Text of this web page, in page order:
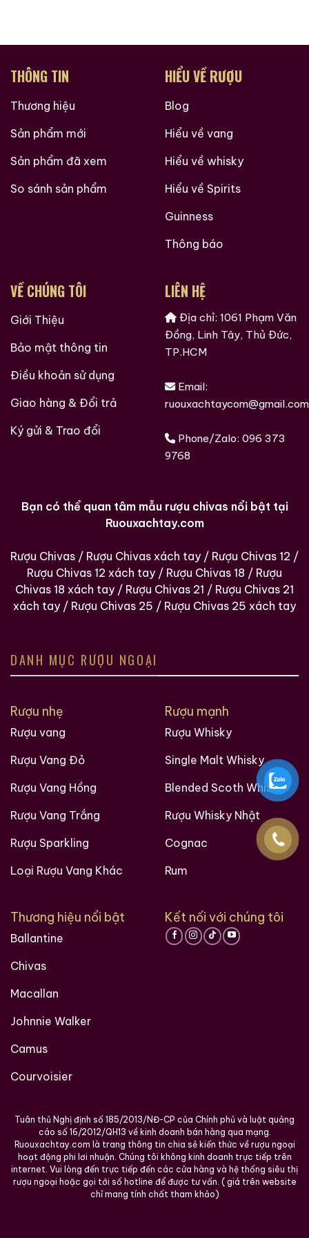
Giới Thiệu Một Số Mẫu Rượu Trung Quốc
Rượu Thuốc Chí Bảo
500ml / 40%
0,0 (0 đánh giá)
Rượu Mao Đài Quý
Châu Ngũ Sao – Cáp
Họa Hữu Nghị 2021
0,0
Zalo
Giới Thiệu Một Số Mẫu Rượu Whisky
Macallan 18 Sherry
Oak 1997
0,0
28.680.000
Zalo
Oak 1996
0,0 (0 đánh giá)
28.880.000
Zalo Hotline
Giới Thiệu Một Số Mẫu Rượu Cognac
Roi Des Rois Cognac
0,0 (0 đánh giá)
Zalo Hotline
Giới Thiệu Một Số Mẫu Rượu Brandy
THÔNG TIN
Thương hiệu
Sản phẩm mới
Sản phẩm đã xem
So sánh sản phẩm
HIỂU VỀ RƯỢU
Blog
Hiểu về vang
Hiểu về whisky
Hiểu về Spirits
Guinness
Thông báo
VỀ CHÚNG TÔI
Giới Thiệu
Bảo mật thông tin
Điều khoản sử dụng
Giao hàng & Đổi trả
Ký gửi & Trao đổi
LIÊN HỆ
Địa chỉ: 1061 Phạm Văn
Đồng, Linh Tây, Thủ Đức,
TP.HCM
Email:
ruouxachtaycom@gmail.com
Phone/Zalo: 096 373
9768
Bạn có thể quan tâm mẫu rượu chivas nổi bật tại
Ruouxachtay.com
Rượu Chivas / Rượu Chivas xách tay / Rượu Chivas 12 /
Rượu Chivas 12 xách tay / Rượu Chivas 18 / Rượu
Chivas 18 xách tay / Rượu Chivas 21 / Rượu Chivas 21
xách tay / Rượu Chivas 25 / Rượu Chivas 25 xách tay
DANH MỤC RƯỢU NGOẠI
Rượu nhẹ
Rượu vang
Rượu Vang Đỏ
Rượu Vang Hồng
Rượu Vang Trắng
Rượu Sparkling
Loại Rượu Vang Khác
Rượu mạnh
Rượu Whisky
Single Malt Whisky
Blended Scoth Whisky
Rượu Whisky Nhật
Cognac
Rum
Thương hiệu nổi bật
Ballantine
Chivas
Macallan
Johnnie Walker
Camus
Courvoisier
Kết nối với chúng tôi
Tuân thủ Nghị định số 185/2013/NĐ-CP của Chính phủ và luật quảng
cáo số 16/2012/QH13 về kinh doanh bán hàng qua mạng.
Ruouxachtay.com là trang thông tin chia sẻ kiến thức về rượu ngoại
hoạt động phi lơi nhuận. Chúng tôi không kinh doanh trực tiếp trên
internet. Vui lòng đến trực tiếp đến các cửa hàng và hệ thống siêu thị
rượu ngoại hoặc gọi tới số hotline để được tư vấn. ( giá trên website
chỉ mang tính chất tham khảo)